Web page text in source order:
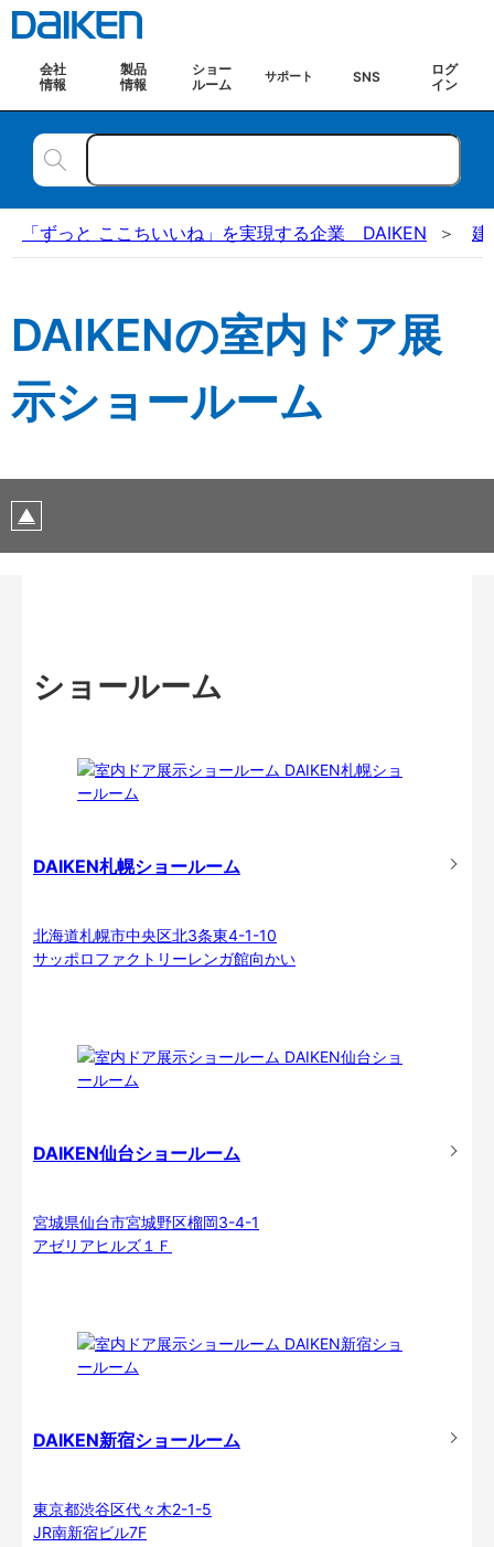
会社
情報
製品
情報
ショー
ルーム
サポート SNS
ログ
イン
「ずっと ここちいいね」を実現する企業 DAIKEN 建
DAIKENの室内ドア展
示ショールーム
ショールーム
DAIKEN札幌ショールーム
北海道札幌市中央区北3条東4-1-10
サッポロファクトリーレンガ館向かい
DAIKEN仙台ショールーム
宮城県仙台市宮城野区榴岡3-4-1
アゼリアヒルズ１Ｆ
DAIKEN新宿ショールーム
東京都渋谷区代々木2-1-5
JR南新宿ビル7F